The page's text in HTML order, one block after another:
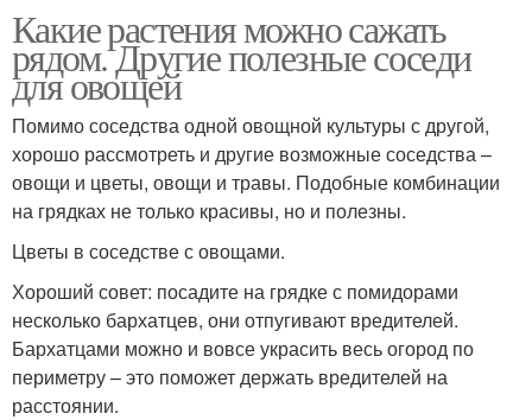
Какие растения можно сажать
рядом. Другие полезные соседи
для овощей
Помимо соседства одной овощной культуры с другой,
хорошо рассмотреть и другие возможные соседства –
овощи и цветы, овощи и травы. Подобные комбинации
на грядках не только красивы, но и полезны.
Цветы в соседстве с овощами.
Хороший совет: посадите на грядке с помидорами
несколько бархатцев, они отпугивают вредителей.
Бархатцами можно и вовсе украсить весь огород по
периметру – это поможет держать вредителей на
расстоянии.